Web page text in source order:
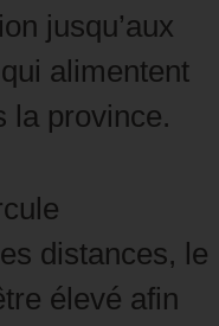
jusqu’aux
alimentent
la province.
distances, le
élevé afin